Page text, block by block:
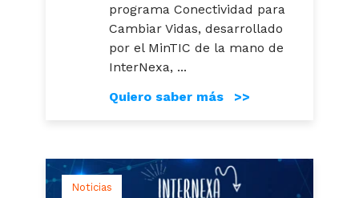
programa Conectividad para
Cambiar Vidas, desarrollado
por el MinTIC de la mano de
InterNexa, ...
Quiero saber más >>
Noticias